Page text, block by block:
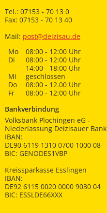
Tel.: 07153 - 70 13 0
Fax: 07153 - 70 13 40
Mail: post@deizisau.de
Mo
08:00 - 12:00 Uhr
Di
08:00 - 12:00 Uhr
14:00 - 18:00 Uhr
Mi
geschlossen
Do
08:00 - 12.00 Uhr
Fr
08:00 - 12:00 Uhr
Bankverbindung
Volksbank Plochingen eG -
Niederlassung Deizisauer Bank
IBAN:
DE90 6119 1310 0700 1000 08
BIC: GENODES1VBP
Kreissparkasse Esslingen
IBAN:
DE92 6115 0020 0000 9030 04
BIC: ESSLDE66XXX